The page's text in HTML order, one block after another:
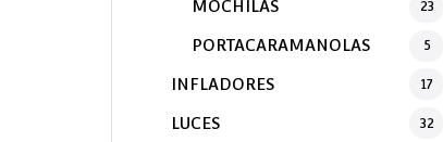
MOCHILAS 23
PORTACARAMANOLAS 5
INFLADORES 17
LUCES 32